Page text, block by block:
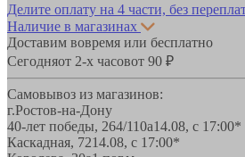
Делите оплату на 4 части, без
Наличие в магазинах
Доставим вовремя или бесплатно
Сегодняот 2-х часовот 90 ₽
Самовывоз из магазинов:
г.Ростов-на-Дону
40-лет победы, 264/110а14.08, с 17:00*
Каскадная, 7214.08, с 17:00*